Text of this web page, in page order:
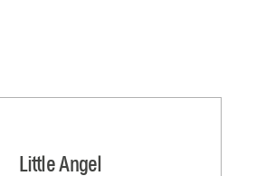
Little Angel